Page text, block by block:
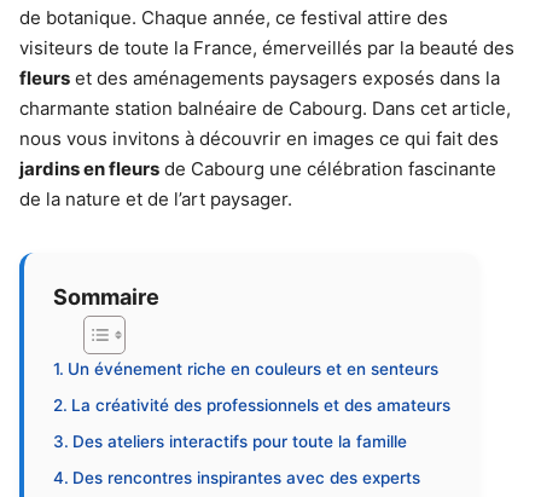
de botanique. Chaque année, ce festival attire des
visiteurs de toute la France, émerveillés par la beauté des
fleurs et des aménagements paysagers exposés dans la
charmante station balnéaire de Cabourg. Dans cet article,
nous vous invitons à découvrir en images ce qui fait des
jardins en fleurs de Cabourg une célébration fascinante
de la nature et de l’art paysager.
Sommaire
Un événement riche en couleurs et en senteurs
La créativité des professionnels et des amateurs
Des ateliers interactifs pour toute la famille
Des rencontres inspirantes avec des experts